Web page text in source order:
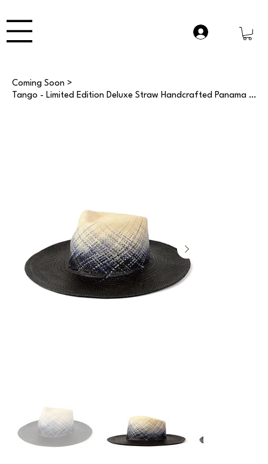
Coming Soon >
Tango - Limited Edition Deluxe Straw Handcrafted Panama Hat